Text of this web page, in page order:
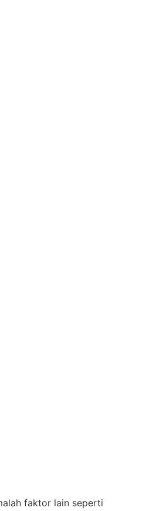
faktor lain seperti